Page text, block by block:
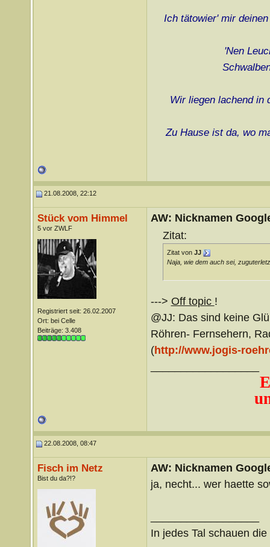
Ich tätowier' mir
'Nen
Wir liegen lachend in
Zu Hause ist da, wo
21.08.2008, 22:12
Stück vom Himmel
5 vor ZWLF
Registriert seit: 26.02.2007
Ort: bei Celle
Beiträge: 3.408
AW: Nicknamen
Zitat:
Zitat von JJ
Naja, wie dem auch sei,
---> Off topic !
@JJ: Das sind keine
Röhren- Fernsehern,
(http://www.jogis-
22.08.2008, 08:47
Fisch im Netz
Bist du da?!?
AW: Nicknamen
ja, necht... wer haette
In jedes Tal schauen